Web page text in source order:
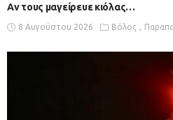
Αν τους μαγείρευε κιόλας…
8 Αυγούστου 2026 Βόλος